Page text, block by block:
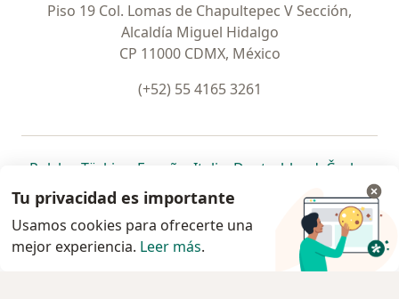
Piso 19 Col. Lomas de Chapultepec V Sección,
Alcaldía Miguel Hidalgo
CP 11000 CDMX, México
(+52) 55 4165 3261
Polska se abre en una nueva pestaña
Türkiye se abre en una nueva pestaña
España se abre en una nueva pestaña
Italia se abre en una nueva
Deutschlandse abre en
Česko
Portugal
se abre en una nueva pestaña
México se abre en una nueva pestaña
Chile se abre en una nueva pestaña
Brasil se abre en una nueva
se abre en
se
se abre en una nueva
www.doctoralia.com.mx © 2026 - Encuentra tu
Tu privacidad es importante
Usamos cookies para ofrecerte una
mejor experiencia. Leer más.